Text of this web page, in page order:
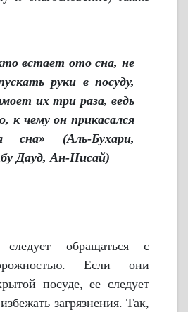
встает ото сна, не
руки в посуду,
их три раза, ведь
к чему он прикасался
сна» (Аль-Бухари,
Дауд, Ан-Нисай)
обращаться с
Если они
посуде, ее следует
загрязнения. Так,